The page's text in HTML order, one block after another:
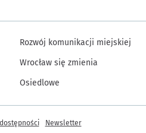
Rozwój komunikacji miejskiej
Wrocław się zmienia
Osiedlowe
Newsletter